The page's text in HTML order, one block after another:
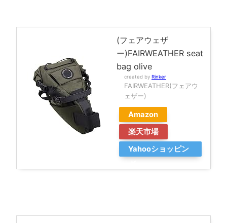
(フェアウェザ
ー)FAIRWEATHER seat
bag olive
created by Rinker
FAIRWEATHER(フェアウ
ェザー)
Amazon
楽天市場
Yahooショッピン